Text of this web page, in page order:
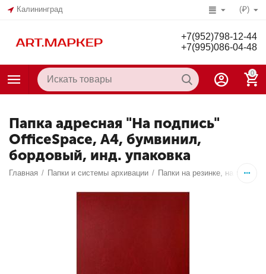
Калининград (₽)
+7(952)798-12-44
+7(995)086-04-48
0
Папка адресная "На подпись"
OfficeSpace, А4, бумвинил,
бордовый, инд. упаковка
Главная / Папки и системы архивации / Папки на резинке, на